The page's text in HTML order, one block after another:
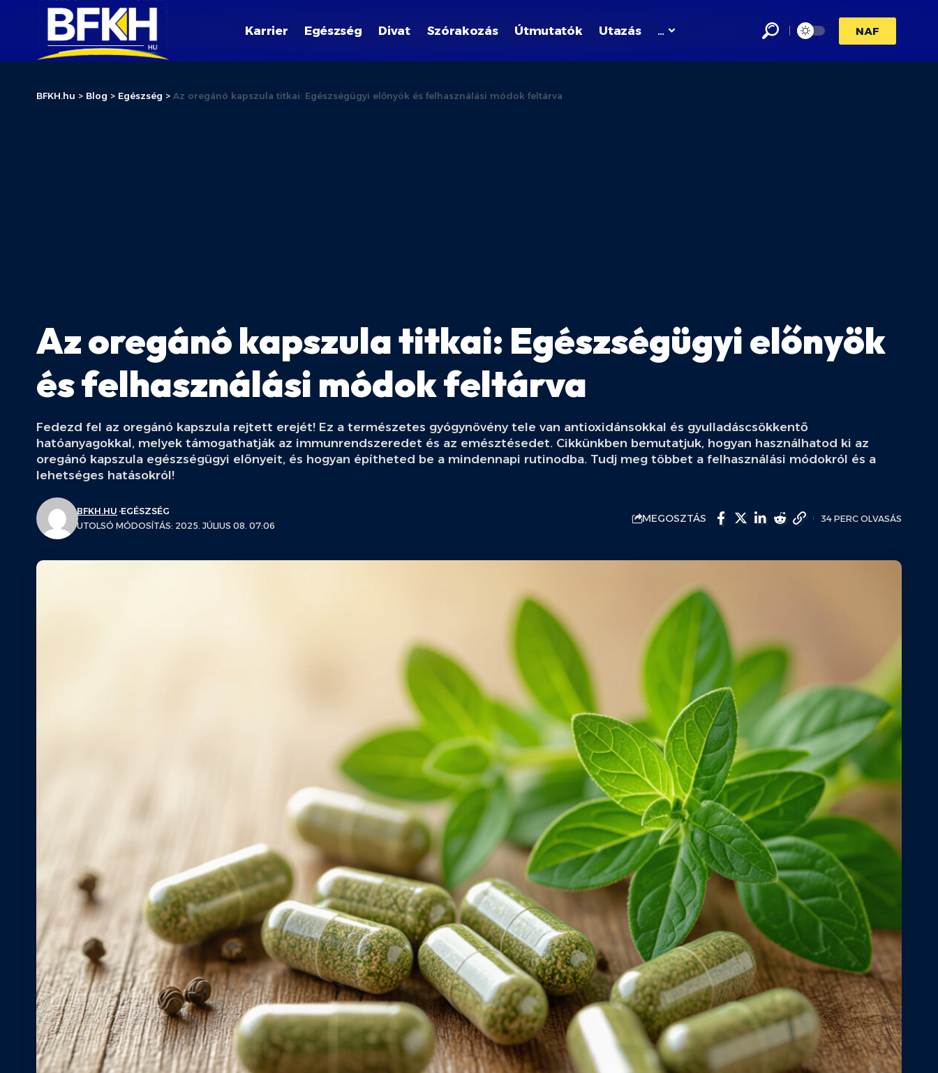
Karrier Egészség Divat Szórakozás Útmutatók Utazás … NAF
BFKH.hu > Blog > Egészség > Az oregánó kapszula titkai: Egészségügyi előnyök és felhasználási módok feltárva
Az oregánó kapszula titkai: Egészségügyi előnyök
és felhasználási módok feltárva
Fedezd fel az oregánó kapszula rejtett erejét! Ez a természetes gyógynövény tele van antioxidánsokkal és gyulladáscsökkentő
hatóanyagokkal, melyek támogathatják az immunrendszeredet és az emésztésedet. Cikkünkben bemutatjuk, hogyan használhatod ki az
oregánó kapszula egészségügyi előnyeit, és hogyan építheted be a mindennapi rutinodba. Tudj meg többet a felhasználási módokról és a
lehetséges hatásokról!
UTOLSÓ MÓDOSÍTÁS: 2025. JÚLIUS 08. 07:06
BFKH.HU EGÉSZSÉG
MEGOSZTÁS 34 PERC OLVASÁS